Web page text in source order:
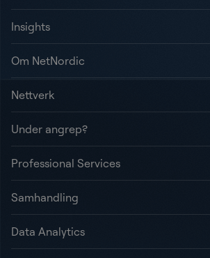
Insights
Om NetNordic
Nettverk
Under angrep?
Professional Services
Samhandling
Data Analytics